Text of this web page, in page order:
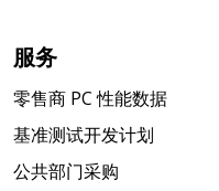
服务
零售商 PC 性能数据
基准测试开发计划
公共部门采购